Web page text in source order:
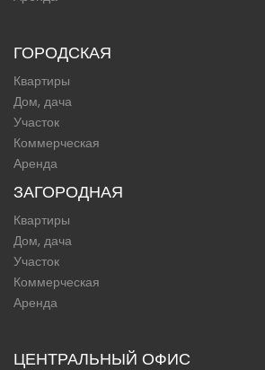
ГОРОДСКАЯ
Квартиры
Дом, дача
Участок
Коммерческая
Аренда
ЗАГОРОДНАЯ
Квартиры
Дом, дача
Участок
Коммерческая
Аренда
ЦЕНТРАЛЬНЫЙ ОФИС